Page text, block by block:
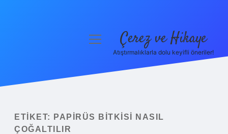
Yasal Uyarı
menüyü Çerez ve Hikaye
Atıştırmalıklarla dolu keyifli öneriler!
ETIKET:
PAPIRÜS BITKISI NASIL
ÇOĞALTILIR